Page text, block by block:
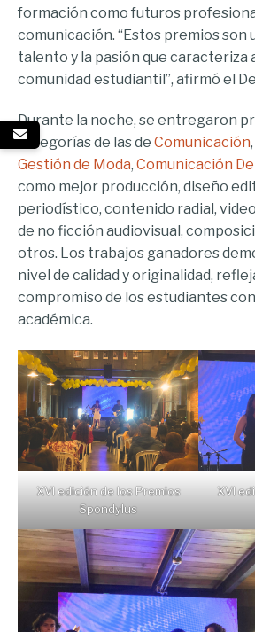
formación como futuros
comunicación. “Estos premios son
talento y la pasión que caracteriza
comunidad estudiantil”, afirmó el
Durante la noche, se entregaron
categorías de las de Comunicación,
Gestión de Moda, Comunicación
como mejor producción, diseño
periodístico, contenido radial,
de no ficción audiovisual,
otros. Los trabajos ganadores
nivel de calidad y originalidad,
compromiso de los estudiantes
académica.
XVI edición de los Premios
Spondylus
XVI